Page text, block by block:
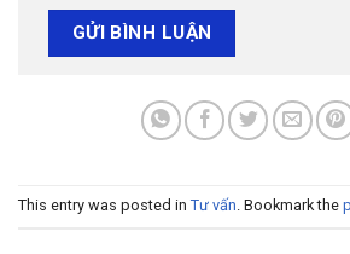
This entry was posted in Tư vấn. Bookmark the